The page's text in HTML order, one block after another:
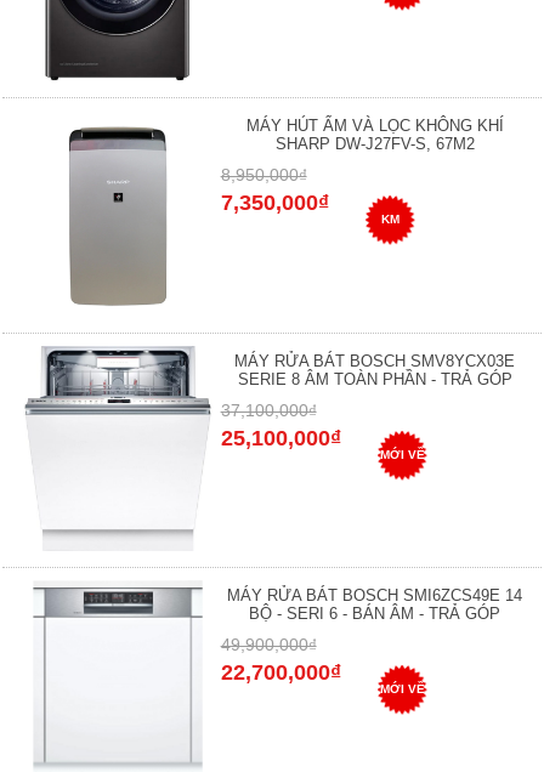
MÁY HÚT ẨM VÀ LỌC KHÔNG KHÍ
SHARP DW-J27FV-S, 67M2
8,950,000₫
7,350,000₫
KM
MÁY RỬA BÁT BOSCH SMV8YCX03E
SERIE 8 ÂM TOÀN PHẦN - TRẢ GÓP
37,100,000₫
25,100,000₫
MỚI VỀ
MÁY RỬA BÁT BOSCH SMI6ZCS49E 14
BỘ - SERI 6 - BÁN ÂM - TRẢ GÓP
49,900,000₫
22,700,000₫
MỚI VỀ